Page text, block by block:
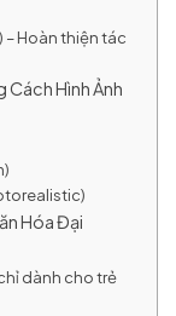
Hoàn thiện tác
Cách Hình Ảnh
Hóa Đại
dành cho trẻ